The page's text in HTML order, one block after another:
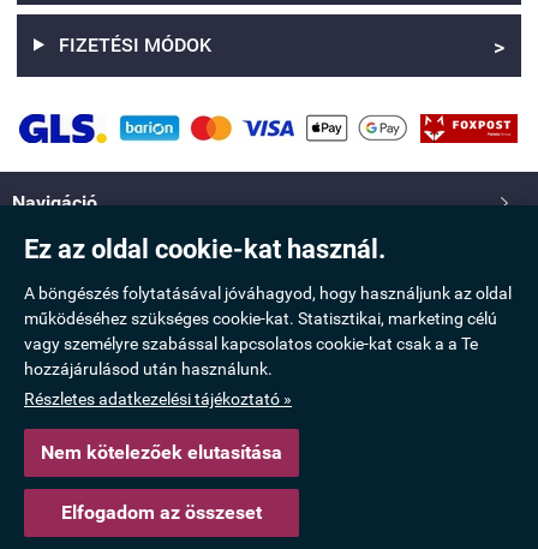
Ez az oldal cookie-kat használ.
A böngészés folytatásával jóváhagyod, hogy használjunk az oldal
működéséhez szükséges cookie-kat. Statisztikai, marketing célú
vagy személyre szabással kapcsolatos cookie-kat csak a a Te
hozzájárulásod után használunk.
Részletes adatkezelési tájékoztató »
Nem kötelezőek elutasítása
Elfogadom az összeset
FIZETÉSI MÓDOK >
Navigáció 
Saját fiók
Információ
Elérhetőség
Webáruház készítés